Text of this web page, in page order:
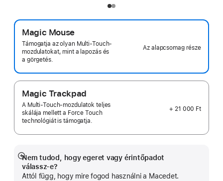
Magic Mouse
Támogatja az olyan Multi‑Touch-
mozdulatokat, mint a lapozás és
a görgetés.
Az alapcsomag része
Magic Trackpad
A Multi‑Touch-mozdulatok teljes
skálája mellett a Force Touch
technológiát is támogatja.
+ 21 000 Ft
Nem tudod, hogy egeret vagy érintőpadot
válassz-e?
Attól függ, hogy mire fogod használni a Macedet.
Bővebb
információ